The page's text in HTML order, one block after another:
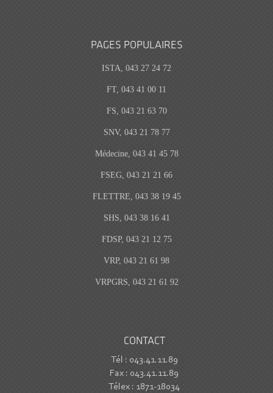
PAGES POPULAIRES
ISTA, 043 27 24 72
FT, 043 41 00 11
FS, 043 21 63 70
SNV, 043 21 78 77
Médecine, 043 41 45 78
FSEG, 043 21 21 66
FLETTRE, 043 38 19 45
SHS, 043 38 16 41
FDSP, 043 21 12 75
VRP, 043 21 61 98
VRPGRS, 043 21 61 92
CONTACT
Tél : 043.41.11.89
Fax : 043.41.11.89
Télex : 1871-18034